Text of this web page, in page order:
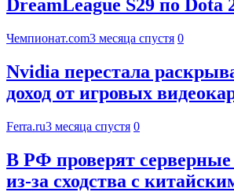
DreamLeague S29 по Dota
Чемпионат.com3 месяца спустя 0
Nvidia перестала
доход от игровых
Ferra.ru3 месяца спустя 0
В РФ проверят
из-за сходства с